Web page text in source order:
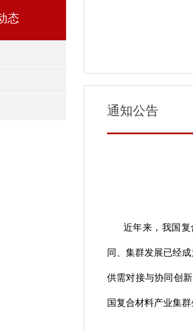
态
通知公告
近年来，我国
同、集群发展已经
供需对接与协同创
国复合材料产业集